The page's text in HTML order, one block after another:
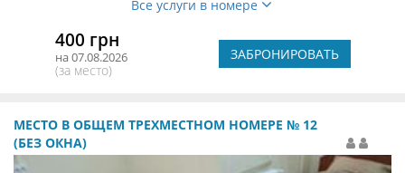
Все услуги в номере
400 грн
на 07.08.2026
(за место)
ЗАБРОНИРОВАТЬ
МЕСТО В ОБЩЕМ ТРЕХМЕСТНОМ НОМЕРЕ № 12
(БЕЗ ОКНА)